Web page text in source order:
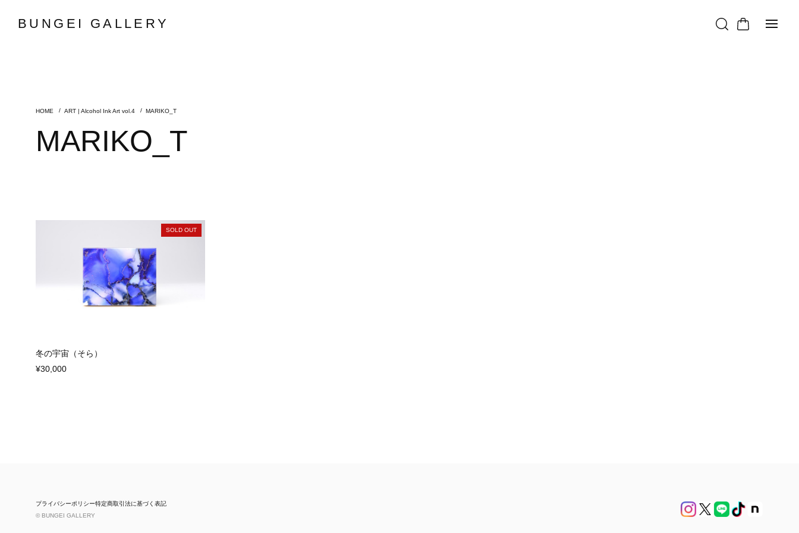
BUNGEI GALLERY
ART | Alcohol Ink Art vol.4 MARIKO_T
MARIKO_T
SOLD OUT
冬の宇宙（そら）
¥30,000
プライバシーポリシー特定商取引法に基づく表記
© BUNGEI GALLERY